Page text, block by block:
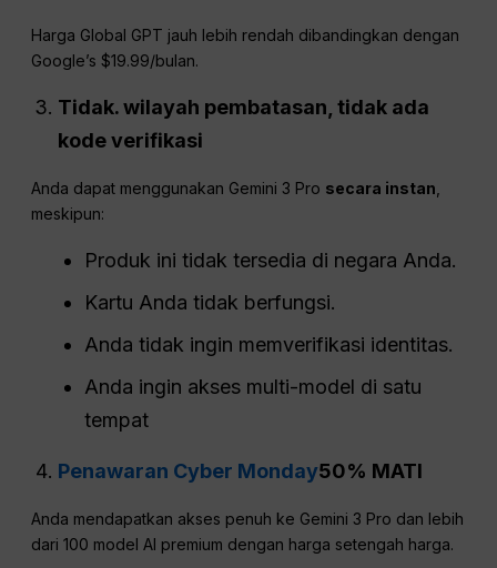
Harga Global GPT jauh lebih rendah dibandingkan dengan
Google’s $19.99/bulan.
Tidak.wilayah pembatasan, tidak ada
kode verifikasi
Anda dapat menggunakan Gemini 3 Pro secara instan
meskipun:
Produk ini tidak tersedia di negara Anda.
Kartu Anda tidak berfungsi.
Anda tidak ingin memverifikasi identitas.
Anda ingin akses multi-model di satu
tempat
Penawaran Cyber Monday50% MATI
Anda mendapatkan akses penuh ke Gemini 3 Pro dan lebih
dari 100 model AI premium dengan harga setengah harga.